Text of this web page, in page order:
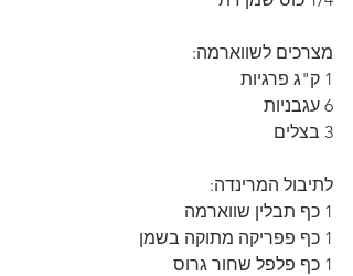
מצרכים לשווארמה:
1 ק"ג פרגיות
6 עגבניות
3 בצלים
לתיבול המרינדה:
1 כף תבלין שווארמה
1 כף פפריקה מתוקה בשמן
1 כף פלפל שחור גרוס